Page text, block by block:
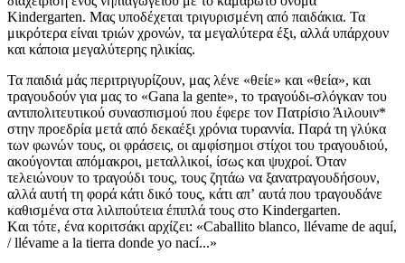
Κindergarten. Μας υποδέχεται τριγυρισμένη από παιδάκια. Τα
μικρότερα είναι τριών χρονών, τα μεγαλύτερα έξι, αλλά υπάρχουν
και κάποια μεγαλύτερης ηλικίας.
Τα παιδιά μάς περιτριγυρίζουν, μας λένε «θείε» και «θεία», και
τραγουδούν για μας το «Gana la gente», το τραγούδι-σλόγκαν του
αντιπολιτευτικού συνασπισμού που έφερε τον Πατρίσιο Άιλουιν*
στην προεδρία μετά από δεκαέξι χρόνια τυραννία. Παρά τη γλύκα
των φωνών τους, οι φράσεις, οι αμφίσημοι στίχοι του τραγουδιού,
ακούγονται απόμακροι, μεταλλικοί, ίσως και ψυχροί. Όταν
τελειώνουν το τραγούδι τους, τους ζητάω να ξανατραγουδήσουν,
αλλά αυτή τη φορά κάτι δικό τους, κάτι απʼ αυτά που τραγουδάνε
καθισμένα στα λιλιπούτεια έπιπλά τους στο Kindergarten.
Kαι τότε, ένα κοριτσάκι αρχίζει: «Caballito blanco, llévame de aquí,
/ llévame a la tierra donde yo nací...»